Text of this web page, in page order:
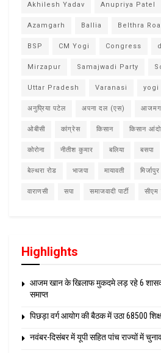
Akhilesh Yadav Anupriya Patel
Azamgarh Ballia Belthra
BSP CM Yogi Congress
Mirzapur Samajwadi Party
Uttar Pradesh Varanasi yogi
अनुप्रिया पटेल अपना दल (एस)
ओबीसी कांग्रेस किसान किसान
कोरोना नीतीश कुमार बलिया बसपा
बेल्थरा रोड भाजपा मायावती मिर्जापुर
वाराणसी सपा समाजवादी पार्टी सीएम
Highlights
आजम खान के खिलाफ मुकदमे लड़ रहे 6
समाप्त
पिछड़ा वर्ग आयोग की बैठक में उठा 68500
नवंबर-दिसंबर में यूपी सहित पांच राज्यों में